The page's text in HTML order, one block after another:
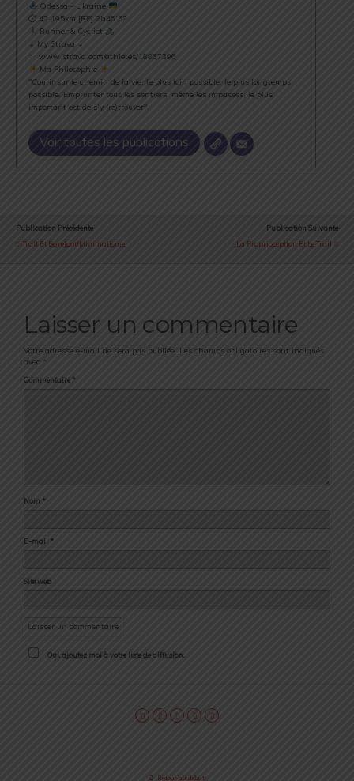
Odessa - Ukraine
⏱ 42.195km [RP] 2h46’52
Runner & Cyclist
⇣ My Strava ⇣
→ www.strava.com/athletes/18867396
Ma Philosophie
"Courir sur le chemin de la vie, le plus loin possible, le plus longtemps
possible. Emprunter tous les sentiers, même les impasses, le plus
important est de s’y (re)trouver".
Voir toutes les publications
Publication Précédente
Trail Et Barefoot/Minimalisme
Publication Suivante
La Proprioception Et Le Trail
Laisser un commentaire
Votre adresse e-mail ne sera pas publiée. Les champs obligatoires sont indiqués
avec *
Commentaire *
Nom *
E-mail *
Site web
Oui, ajoutez moi à votre liste de diffusion.
Retour au début